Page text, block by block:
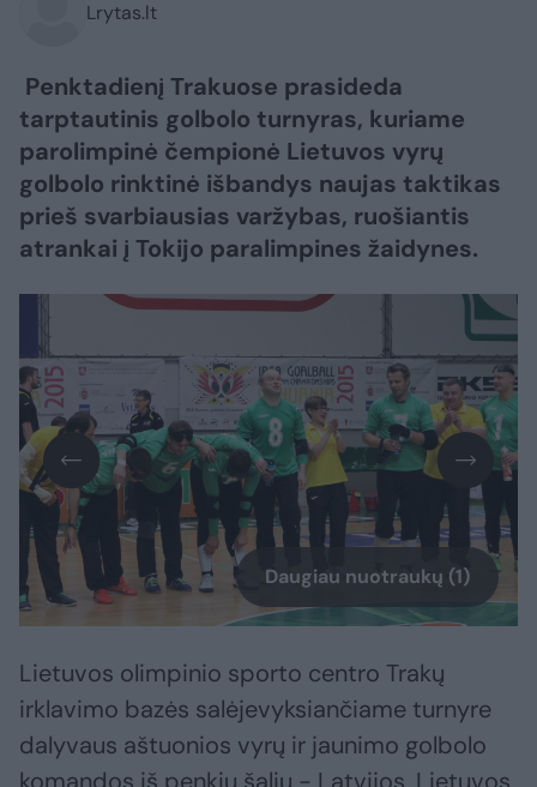
Lrytas.lt
Penktadienį Trakuose prasideda
tarptautinis golbolo turnyras, kuriame
parolimpinė čempionė Lietuvos vyrų
golbolo rinktinė išbandys naujas taktikas
prieš svarbiausias varžybas, ruošiantis
atrankai į Tokijo paralimpines žaidynes.
Daugiau nuotraukų (1)
Lietuvos olimpinio sporto centro Trakų
irklavimo bazės salėjevyksiančiame turnyre
dalyvaus aštuonios vyrų ir jaunimo golbolo